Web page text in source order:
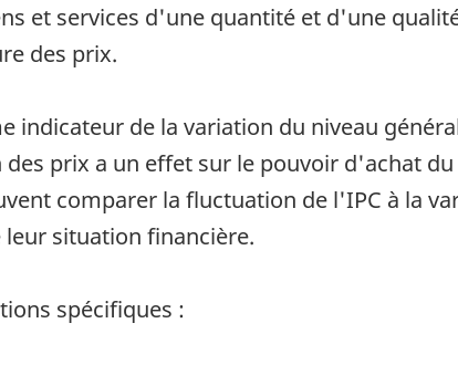
et services d'une quantité et d'une
des prix.
indicateur de la variation du niveau
prix a un effet sur le pouvoir d'achat
comparer la fluctuation de l'IPC à la
situation financière.
spécifiques :